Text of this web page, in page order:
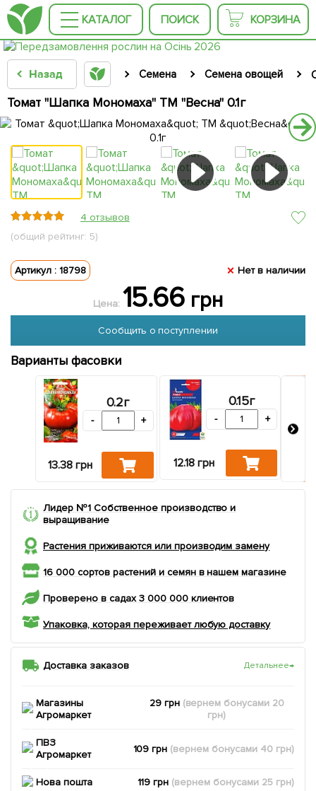
КАТАЛОГ ПОИСК КОРЗИНА
Назад Семена Семена овощей
Томат "Шапка Мономаха" ТМ "Весна" 0.1г
4 отзывов
(общий рейтинг: 5)
Артикул : 18798 Нет в наличии
Цена: 15.66 грн
Сообщить о поступлении
Варианты фасовки
0.2г
- +
13.38 грн
0.15г
- +
12.18 грн
Лидер №1 Собственное производство и
выращивание
Растения приживаются или производим замену
16 000 сортов растений и семян в нашем магазине
Проверено в садах 3 000 000 клиентов
Упаковка, которая переживает любую доставку
Доставка заказов Детальнее→
Магазины
Агромаркет
29 грн (вернем бонусами 20
грн)
ПВЗ
Агромаркет
109 грн (вернем бонусами 40 грн)
Нова пошта 119 грн (вернем бонусами 25 грн)